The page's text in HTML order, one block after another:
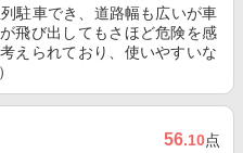
駐車でき、道路幅も広いが車
飛び出してもさほど危険を感
えられており、使いやすいな
56.10点